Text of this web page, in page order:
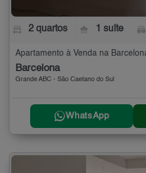
2 quartos 1 suíte
Apartamento à Venda na
Barcelona
Grande ABC - São Caetano do Sul
WhatsApp